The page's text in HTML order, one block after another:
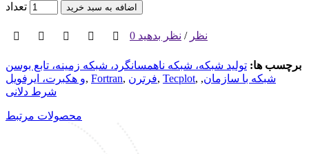
تعداد اضافه به سبد خرید
0 نظر / نظر بدهید
برچسب ها: تولید شبکه، شبکه ناهمسانگرد، شبکه زمینه، تابع بوسن
و هکبرت، ایرفویل, Fortran, فرترن, Tecplot, شبکه با سازمان,
شرط دلانی
محصولات مرتبط